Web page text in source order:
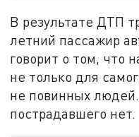
В результате ДТП
летний пассажир
говорит о том, что
не только для
не повинных
пострадавшего нет.